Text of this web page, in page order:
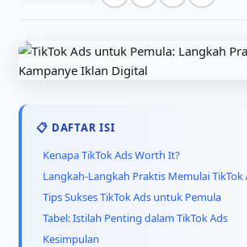
📋 DAFTAR ISI
Kenapa TikTok Ads Worth It?
Langkah-Langkah Praktis Memulai TikTok
Tips Sukses TikTok Ads untuk Pemula
Tabel: Istilah Penting dalam TikTok Ads
Kesimpulan